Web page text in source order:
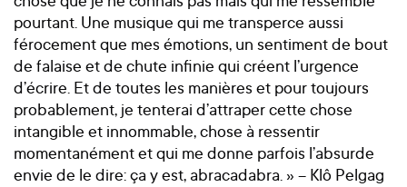
pourtant. Une musique qui me transperce aussi
férocement que mes émotions, un sentiment de bout
de falaise et de chute infinie qui créent l’urgence
d’écrire. Et de toutes les manières et pour toujours
probablement, je tenterai d’attraper cette chose
intangible et innommable, chose à ressentir
momentanément et qui me donne parfois l’absurde
envie de le dire: ça y est, abracadabra. » – Klô Pelgag